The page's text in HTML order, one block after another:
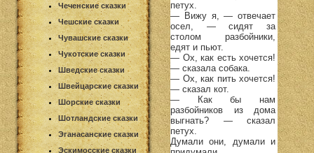
Чеченские сказки
Чешские сказки
Чувашские сказки
Чукотские сказки
Шведские сказки
Швейцарские сказки
Шорские сказки
Шотландские сказки
Эганасанские сказки
Эскимосские сказки
петух.
— Вижу я, — отвечает
осел, — сидят за
столом разбойники,
едят и пьют.
— Ох, как есть хочется!
— сказала собака.
— Ох, как пить хочется!
— сказал кот.
— Как бы нам
разбойников из дома
выгнать? — сказал
петух.
Думали они, думали и